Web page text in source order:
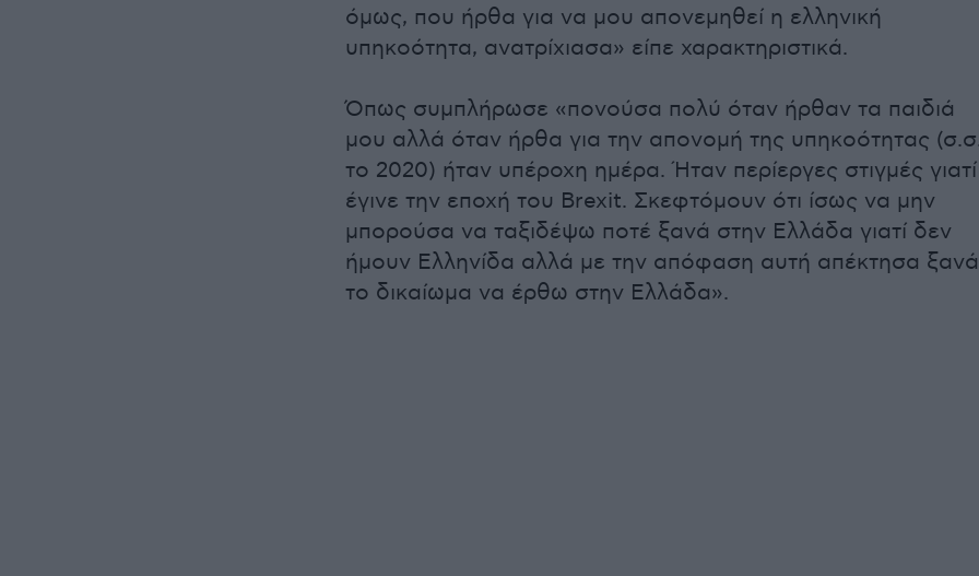
όμως, που ήρθα για να μου απονεμηθεί η ελληνική
υπηκοότητα, ανατρίχιασα» είπε χαρακτηριστικά.
Όπως συμπλήρωσε «πονούσα πολύ όταν ήρθαν τα παιδιά
μου αλλά όταν ήρθα για την απονομή της υπηκοότητας
το 2020) ήταν υπέροχη ημέρα. Ήταν περίεργες στιγμές γιατί
έγινε την εποχή του Brexit. Σκεφτόμουν ότι ίσως να μην
μπορούσα να ταξιδέψω ποτέ ξανά στην Ελλάδα γιατί δεν
ήμουν Ελληνίδα αλλά με την απόφαση αυτή απέκτησα ξανά
το δικαίωμα να έρθω στην Ελλάδα».